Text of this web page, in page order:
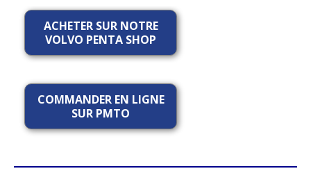
ACHETER SUR NOTRE
VOLVO PENTA SHOP
COMMANDER EN LIGNE
SUR PMTO